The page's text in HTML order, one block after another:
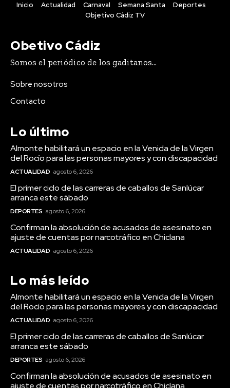
Actualidad
Almonte habilitará un
espacio en la Venida de la
personas mayores y con
discapacidad
El primer ciclo de las
carreras de caballos de
Sanlúcar arranca este
sábado
Inicio Actualidad Carnaval Semana Santa
Deportes
Objetivo Cádiz TV
Obetivo Cádiz
Somos el periódico de los gaditanos...
Sobre nosotros
Contacto
Lo último
Almonte habilitará un espacio en la Venida de la Virgen
del Rocío para las personas mayores y con discapacidad
ACTUALIDAD agosto 6, 2026
El primer ciclo de las carreras de caballos de Sanlúcar
arranca este sábado
DEPORTES agosto 6, 2026
Confirman la absolución de acusados de asesinato en
ajuste de cuentas por narcotráfico en Chiclana
ACTUALIDAD agosto 6, 2026
Lo más leído
Almonte habilitará un espacio en la Venida de la Virgen
del Rocío para las personas mayores y con discapacidad
ACTUALIDAD agosto 6, 2026
El primer ciclo de las carreras de caballos de Sanlúcar
arranca este sábado
DEPORTES agosto 6, 2026
Confirman la absolución de acusados de asesinato en
ajuste de cuentas por narcotráfico en Chiclana